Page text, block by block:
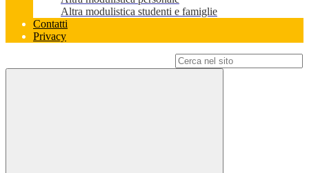
Altra modulistica studenti e famiglie
Contatti
Privacy